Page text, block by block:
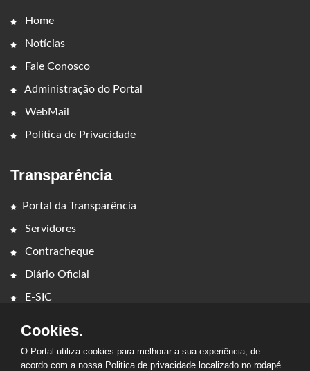
Home
Notícias
Fale Conosco
Administração do Portal
WebMail
Política de Privacidade
Transparência
Portal da Transparência
Servidores
Contracheque
Diário Oficial
E-SIC
Cookies.
O Portal utiliza cookies para melhorar a sua experiência, de
acordo com a nossa Politica de privacidade localizado no rodapé